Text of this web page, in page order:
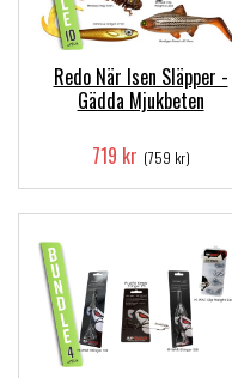
Redo När Isen Släpper -
Gädda Mjukbeten
719 kr (759 kr)